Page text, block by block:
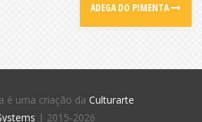
ADEGA DO PIMENTA
é uma criação da Culturarte
| 2015-2026